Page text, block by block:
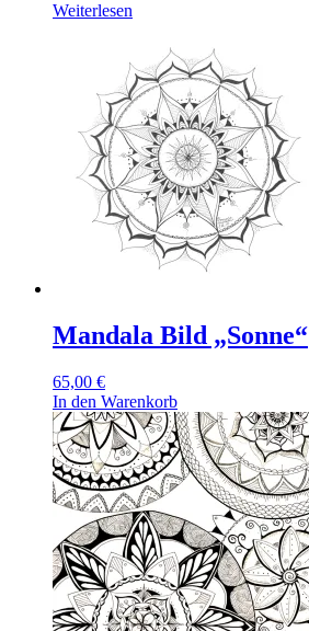
Weiterlesen
Mandala Bild „Sonne“
65,00 €
In den Warenkorb